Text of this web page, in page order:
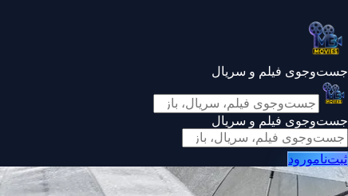
جست‌وجوی فیلم و سریال
جست‌وجوی فیلم و سریال
ثبت‌نامورود